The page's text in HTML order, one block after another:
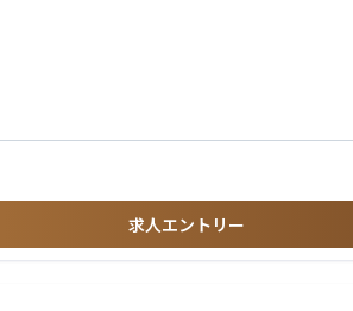
ビスを実行する仕組みを構築するためのシステム開発
験
求人エントリー